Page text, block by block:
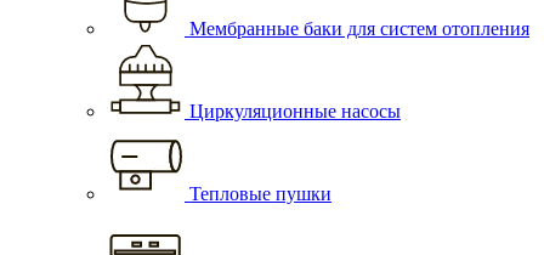
Мембранные баки для систем отопления
Циркуляционные насосы
Тепловые пушки